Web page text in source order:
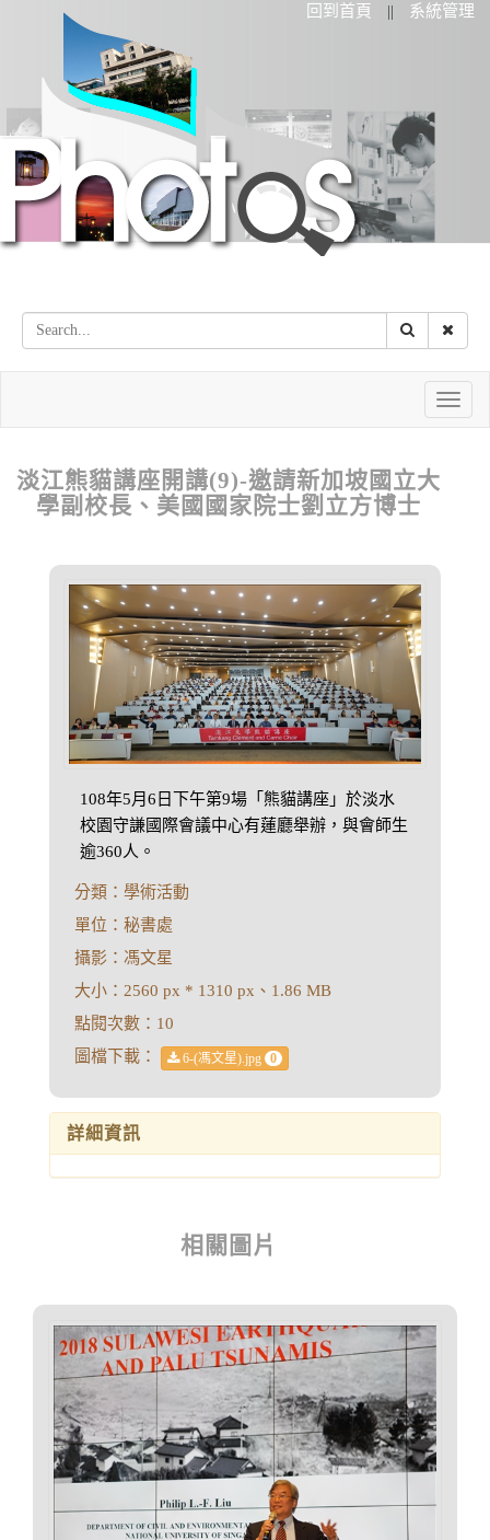
回到首頁 系統管理
Toggle
淡江熊貓講座開講(9)-邀請新加坡國立大
學副校長、美國國家院士劉立方博士
108年5月6日下午第9場「熊貓講座」於淡水
校園守謙國際會議中心有蓮廳舉辦，與會師生
逾360人。
分類：學術活動
單位：秘書處
攝影：馮文星
大小：2560 px * 1310 px、1.86 MB
點閱次數：10
圖檔下載：
6-(馮文星).jpg 0
詳細資訊
相關圖片